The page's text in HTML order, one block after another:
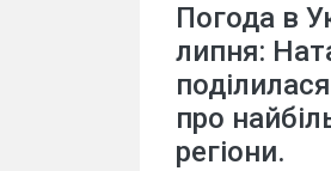
Погода в
липня:
про
регіони.